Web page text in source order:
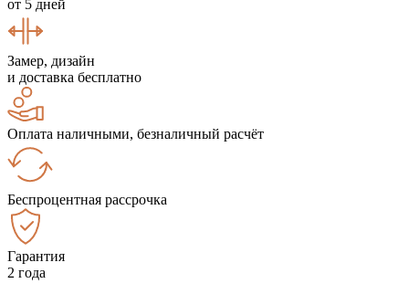
от 5 дней
Замер, дизайн
и доставка бесплатно
Оплата наличными, безналичный расчёт
Беспроцентная рассрочка
Гарантия
2 года